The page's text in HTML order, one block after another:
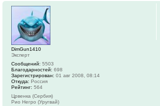
DimGun1410
Эксперт
Сообщений: 5503
Благодарностей: 698
Зарегистрирован: 01 авг 2008, 08:14
Откуда: Россия
Рейтинг: 564
Црвенка (Сербия)
Рио Негро (Уругвай)